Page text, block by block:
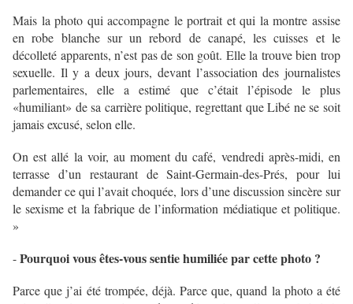
Mais la photo qui accompagne le portrait et qui la montre assise
en robe blanche sur un rebord de canapé, les cuisses et le
décolleté apparents, n’est pas de son goût. Elle la trouve bien trop
sexuelle. Il y a deux jours, devant l’association des journalistes
parlementaires, elle a estimé que c’était l’épisode le plus
«humiliant» de sa carrière politique, regrettant que Libé ne se soit
jamais excusé, selon elle.
On est allé la voir, au moment du café, vendredi après-midi, en
terrasse d’un restaurant de Saint-Germain-des-Prés, pour lui
demander ce qui l’avait choquée, lors d’une discussion sincère sur
le sexisme et la fabrique de l’information médiatique et politique.
»
-Pourquoi vous êtes-vous sentie humiliée par cette photo ?
Parce que j’ai été trompée, déjà. Parce que, quand la photo a été